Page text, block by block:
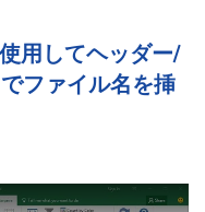
用してヘッダー/
ファイル名を挿